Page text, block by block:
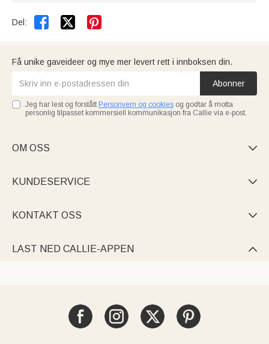
Del:  
Få unike gaveideer og mye mer levert rett i innboksen din.
Abonner
Jeg har lest og forstått Personvern og cookies og godtar å motta
personlig tilpasset kommersiell kommunikasjon fra Callie via e-post.
OM OSS 
KUNDESERVICE 
KONTAKT OSS 
LAST NED CALLIE-APPEN 